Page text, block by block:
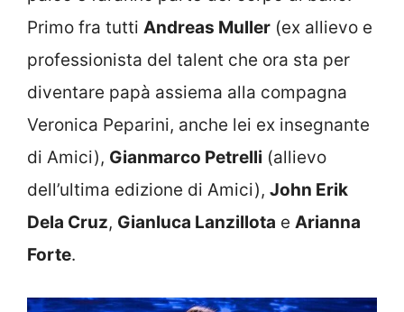
Primo fra tutti Andreas Muller (ex allievo e
professionista del talent che ora sta per
diventare papà assiema alla compagna
Veronica Peparini, anche lei ex insegnante
di Amici), Gianmarco Petrelli (allievo
dell’ultima edizione di Amici), John Erik
Dela Cruz, Gianluca Lanzillota e Arianna
Forte.